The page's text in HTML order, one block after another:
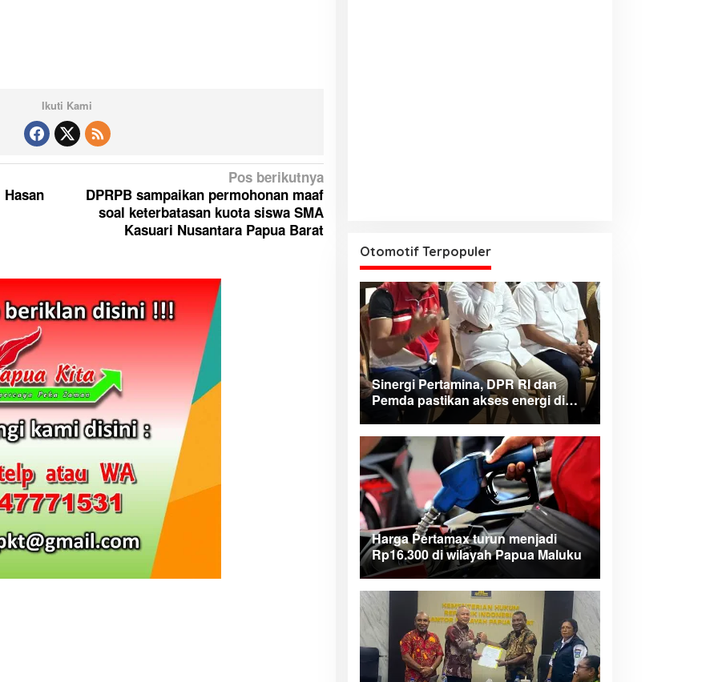
Ikuti Kami
Pos berikutnya
DPRPB sampaikan permohonan maaf
soal keterbatasan kuota siswa SMA
Kasuari Nusantara Papua Barat
Otomotif Terpopuler
Sinergi Pertamina, DPR RI dan
Pemda pastikan akses energi di
Teluk Bintuni
Harga Pertamax turun menjadi
Rp16.300 di wilayah Papua Maluku